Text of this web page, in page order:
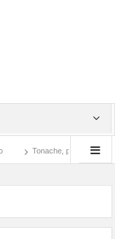
fosse biologiche e